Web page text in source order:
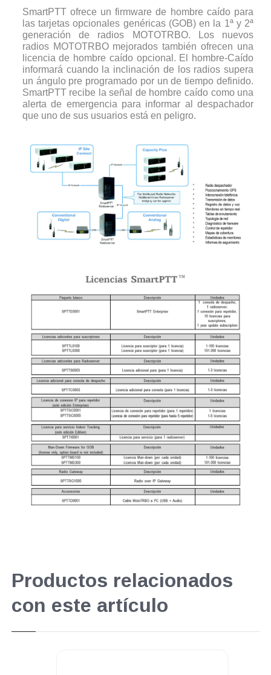
SmartPTT ofrece un firmware de hombre caído para
las tarjetas opcionales genéricas (GOB) en la 1ª y 2ª
generación de radios MOTOTRBO. Los nuevos
radios MOTOTRBO mejorados también ofrecen una
licencia de hombre caído opcional. El hombre-Caído
informará cuando la inclinación de los radios supera
un ángulo pre programado por un de tiempo definido.
SmartPTT recibe la señal de hombre caído como una
alerta de emergencia para informar al despachador
que uno de sus usuarios está en peligro.
Productos relacionados
con este artículo